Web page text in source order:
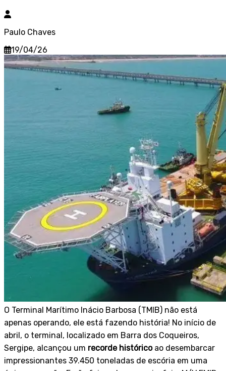
Paulo Chaves
19/04/26
O Terminal Marítimo Inácio Barbosa (TMIB) não está
apenas operando, ele está fazendo história! No início de
abril, o terminal, localizado em Barra dos Coqueiros,
Sergipe, alcançou um recorde históricoao desembarcar
impressionantes 39.450 toneladas de escória em uma